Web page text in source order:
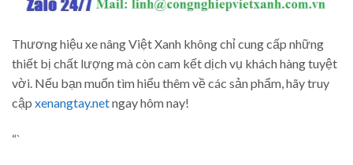
Thương hiệu xe nâng Việt Xanh không chỉ cung cấp những
thiết bị chất lượng mà còn cam kết dịch vụ khách hàng tuyệt
vời. Nếu bạn muốn tìm hiểu thêm về các sản phẩm, hãy truy
cập xenangtay.netngay hôm nay!
“`